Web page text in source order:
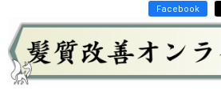
Facebook